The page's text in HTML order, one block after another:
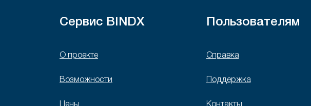
Сервис BINDX
О проекте
Возможности
Цены
Пользователям
Справка
Поддержка
Контакты